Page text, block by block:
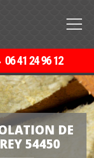
06 41 24 96 12
DE
54450